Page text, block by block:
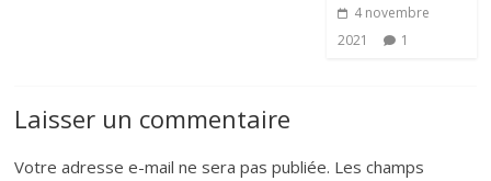
4 novembre
2021
1
Laisser un commentaire
Votre adresse e-mail ne sera pas publiée. Les champs